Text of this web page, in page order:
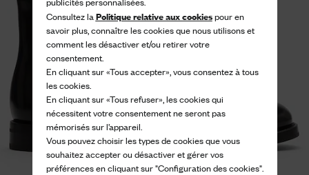
Consultez la Politique relative aux cookiespour en
savoir plus, connaître les cookies que nous utilisons et
comment les désactiver et/ou retirer votre
consentement.
En cliquant sur «Tous accepter», vous consentez à tous
les cookies.
En cliquant sur «Tous refuser», les cookies qui
nécessitent votre consentement ne seront pas
mémorisés sur l’appareil.
Vous pouvez choisir les types de cookies que vous
souhaitez accepter ou désactiver et gérer vos
préférences en cliquant sur "Configuration des cookies".